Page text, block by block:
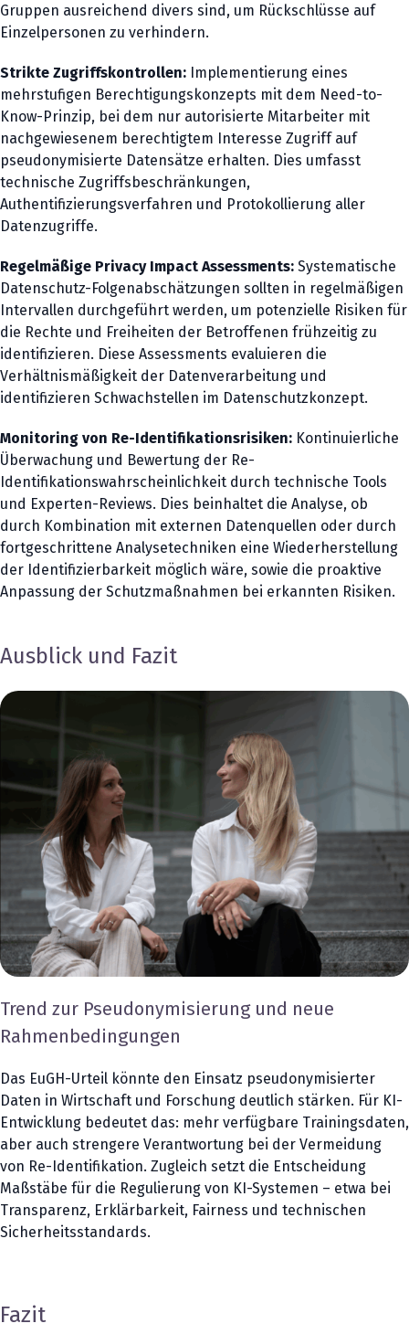
Gruppen ausreichend divers sind, um Rückschlüsse auf
Einzelpersonen zu verhindern.
Strikte Zugriffskontrollen: Implementierung eines
mehrstufigen Berechtigungskonzepts mit dem Need-to-
Know-Prinzip, bei dem nur autorisierte Mitarbeiter mit
nachgewiesenem berechtigtem Interesse Zugriff auf
pseudonymisierte Datensätze erhalten. Dies umfasst
technische Zugriffsbeschränkungen,
Authentifizierungsverfahren und Protokollierung aller
Datenzugriffe.
Regelmäßige Privacy Impact Assessments: Systematische
Datenschutz-Folgenabschätzungen sollten in regelmäßigen
Intervallen durchgeführt werden, um potenzielle Risiken für
die Rechte und Freiheiten der Betroffenen frühzeitig zu
identifizieren. Diese Assessments evaluieren die
Verhältnismäßigkeit der Datenverarbeitung und
identifizieren Schwachstellen im Datenschutzkonzept.
Monitoring von Re-Identifikationsrisiken: Kontinuierliche
Überwachung und Bewertung der Re-
Identifikationswahrscheinlichkeit durch technische Tools
und Experten-Reviews. Dies beinhaltet die Analyse, ob
durch Kombination mit externen Datenquellen oder durch
fortgeschrittene Analysetechniken eine Wiederherstellung
der Identifizierbarkeit möglich wäre, sowie die proaktive
Anpassung der Schutzmaßnahmen bei erkannten Risiken.
Ausblick und Fazit
Trend zur Pseudonymisierung und neue
Rahmenbedingungen
Das EuGH-Urteil könnte den Einsatz pseudonymisierter
Daten in Wirtschaft und Forschung deutlich stärken. Für KI-
Entwicklung bedeutet das: mehr verfügbare Trainingsdaten,
aber auch strengere Verantwortung bei der Vermeidung
von Re-Identifikation. Zugleich setzt die Entscheidung
Maßstäbe für die Regulierung von KI-Systemen – etwa bei
Transparenz, Erklärbarkeit, Fairness und technischen
Sicherheitsstandards.
Fazit